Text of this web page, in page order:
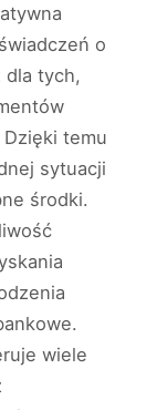
o
dla tych,
temu
sytuacji
środki.
wiele